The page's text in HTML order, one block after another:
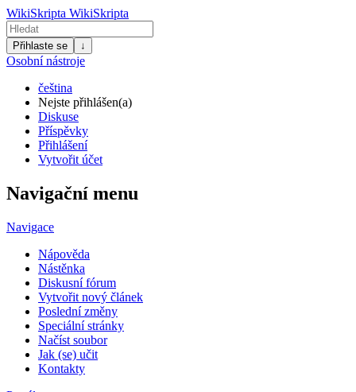
WikiSkripta WikiSkripta
Přihlaste se ↓
Osobní nástroje
čeština
Nejste přihlášen(a)
Diskuse
Příspěvky
Přihlášení
Vytvořit účet
Navigační menu
Navigace
Nápověda
Nástěnka
Diskusní fórum
Vytvořit nový článek
Poslední změny
Speciální stránky
Načíst soubor
Jak (se) učit
Kontakty